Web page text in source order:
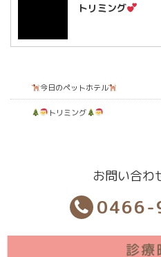
トリミング
今日のペットホテル
トリミング
お問い合わ
0466-